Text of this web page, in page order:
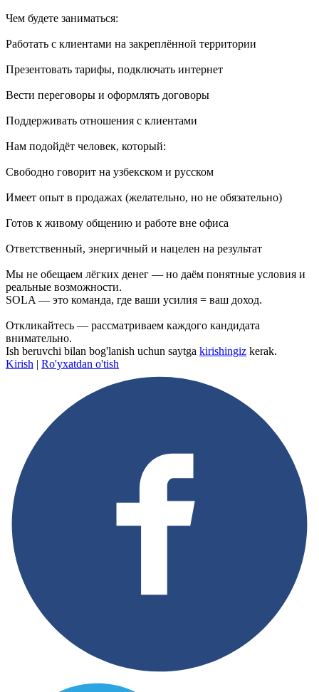
Чем будете заниматься:
Работать с клиентами на закреплённой территории
Презентовать тарифы, подключать интернет
Вести переговоры и оформлять договоры
Поддерживать отношения с клиентами
Нам подойдёт человек, который:
Свободно говорит на узбекском и русском
Имеет опыт в продажах (желательно, но не обязательно)
Готов к живому общению и работе вне офиса
Ответственный, энергичный и нацелен на результат
Мы не обещаем лёгких денег — но даём понятные условия и
реальные возможности.
SOLA — это команда, где ваши усилия = ваш доход.
Откликайтесь — рассматриваем каждого кандидата
внимательно.
Ish beruvchi bilan bog'lanish uchun saytga kirishingiz kerak.
Kirish | Ro'yxatdan o'tish